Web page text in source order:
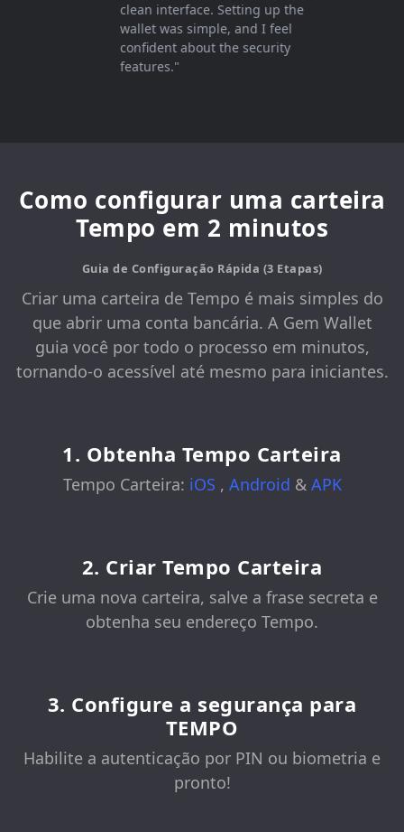
clean interface. Setting up the
wallet was simple, and I feel
confident about the security
features."
Como configurar uma carteira
Tempo em 2 minutos
Guia de Configuração Rápida (3 Etapas)
Criar uma carteira de Tempo é mais simples do
que abrir uma conta bancária. A Gem Wallet
guia você por todo o processo em minutos,
tornando-o acessível até mesmo para iniciantes.
1. Obtenha Tempo Carteira
Tempo Carteira: iOS , Android & APK
2. Criar Tempo Carteira
Crie uma nova carteira, salve a frase secreta e
obtenha seu endereço Tempo.
3. Configure a segurança para
TEMPO
Habilite a autenticação por PIN ou biometria e
pronto!